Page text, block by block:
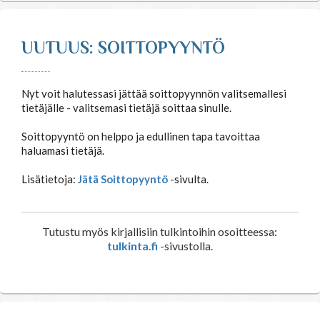
Selvänäkeminen
Tarot
Tähtimerkit
Unien tulkinta
Unientulkintasanasto
UUTUUS: SOITTOPYYNTÖ
Nyt voit halutessasi jättää soittopyynnön valitsemallesi
tietäjälle - valitsemasi tietäjä soittaa sinulle.
Soittopyyntö on helppo ja edullinen tapa tavoittaa
haluamasi tietäjä.
Lisätietoja: Jätä Soittopyyntö -sivulta.
Tutustu myös kirjallisiin tulkintoihin osoitteessa:
tulkinta.fi -sivustolla.